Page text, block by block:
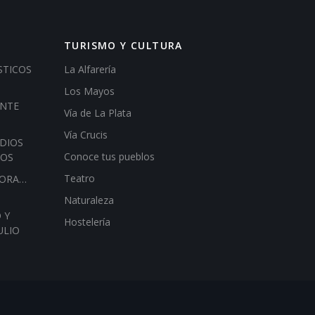
Y
TURISMO Y CULTURA
La Alfarería
Los Mayos
Vía de La Plata
Vía Crucis
Conoce tus pueblos
Teatro
Naturaleza
Hostelería